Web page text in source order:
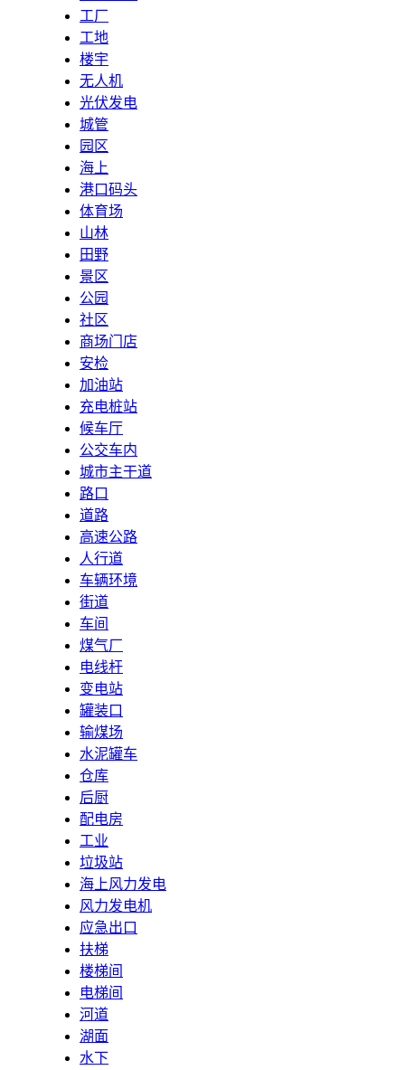
工厂
工地
楼宇
无人机
光伏发电
城管
园区
海上
港口码头
体育场
山林
田野
景区
公园
社区
商场门店
安检
加油站
充电桩站
候车厅
公交车内
城市主干道
路口
道路
高速公路
人行道
车辆环境
街道
车间
煤气厂
电线杆
变电站
罐装口
输煤场
水泥罐车
仓库
后厨
配电房
工业
垃圾站
海上风力发电
风力发电机
应急出口
扶梯
楼梯间
电梯间
河道
湖面
水下